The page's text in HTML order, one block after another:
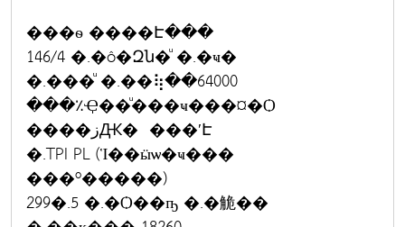
���ѳ ����Է���
146/4 �.�ô�Զն�ͧ �.�ҹ�
�.���ͧ �.��⢷��64000
���٪Ҿ��ͧ���ҹ���¤�Ѻ
����زԪ� ���ʹԷ
�.TPI PL (Ἱ��ӹѡ�ҹ���
���º�����)
299�.5 �.�Ѻ��ҧ �.�觤��